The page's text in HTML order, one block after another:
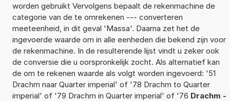
worden gebruikt Vervolgens bepaalt de rekenmachine de
categorie van de te omrekenen --- converteren
meeteenheid, in dit geval 'Massa'. Daarna zet het de
ingevoerde waarde om in alle eenheden die bekend zijn voor
de rekenmachine. In de resulterende lijst vindt u zeker ook
de conversie die u oorspronkelijk zocht. Als alternatief kan
de om te rekenen waarde als volgt worden ingevoerd: '51
Drachm naar Quarter imperial' of '78 Drachm to Quarter
imperial' of '79 Drachm in Quarter imperial' of '76 Drachm -